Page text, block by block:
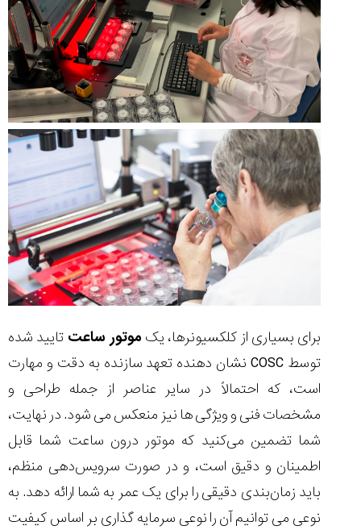
برای بسیاری از کلکسیونرها، یک موتور ساعت تایید شده
توسط COSC نشان دهنده تعهد سازنده به دقت و مهارت
است، که احتمالاً در سایر عناصر از جمله طراحی و
مشخصات فنی و ویژگی ها نیز منعکس می شود. در نهایت،
شما تضمین می‌کنید که موتور درون ساعت شما قابل
اطمینان و دقیق است، و در صورت سرویس‌دهی منظم،
باید زمان‌بندی دقیقی را برای یک عمر به شما ارائه دهد. به
نوعی می توانیم آن را نوعی سرمایه گذاری بر اساس کیفیت